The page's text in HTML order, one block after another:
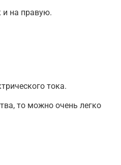
и на правую.
тока.
то можно очень легко